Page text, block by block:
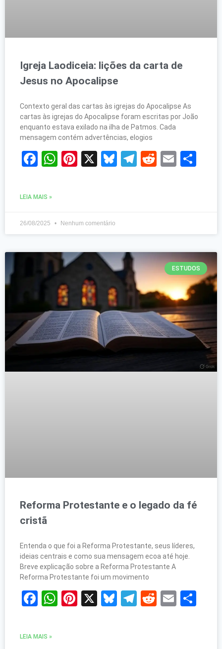
Igreja Laodiceia: lições da carta de
Jesus no Apocalipse
Contexto geral das cartas às igrejas do Apocalipse As
cartas às igrejas do Apocalipse foram escritas por João
enquanto estava exilado na ilha de Patmos. Cada
mensagem contém advertências, elogios
Facebook
WhatsApp
Pinterest
X Bluesky
Telegram
Reddit
Email
LEIA MAIS »
26/08/2025 Nenhum comentário
ESTUDOS
Reforma Protestante e o legado da fé
cristã
Entenda o que foi a Reforma Protestante, seus líderes,
ideias centrais e como sua mensagem ecoa até hoje.
Breve explicação sobre a Reforma Protestante A
Reforma Protestante foi um movimento
Facebook
WhatsApp
Pinterest
X Bluesky
Telegram
Reddit
Email
LEIA MAIS »